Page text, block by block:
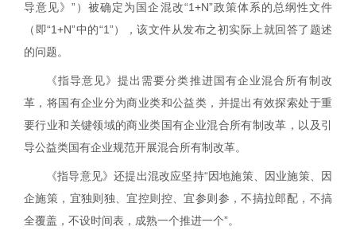
导意见》”）被确定为国企混改“1+N”政策体系的总纲性文件
（即“1+N”中的“1”），该文件从发布之初实际上就回答了题述
的问题。
《指导意见》提出需要分类推进国有企业混合所有制改
革，将国有企业分为商业类和公益类，并提出有效探索处于重
要行业和关键领域的商业类国有企业混合所有制改革，以及引
导公益类国有企业规范开展混合所有制改革。
《指导意见》还提出混改应坚持“因地施策、因业施策、因
企施策，宜独则独、宜控则控、宜参则参，不搞拉郎配，不搞
全覆盖，不设时间表，成熟一个推进一个”。